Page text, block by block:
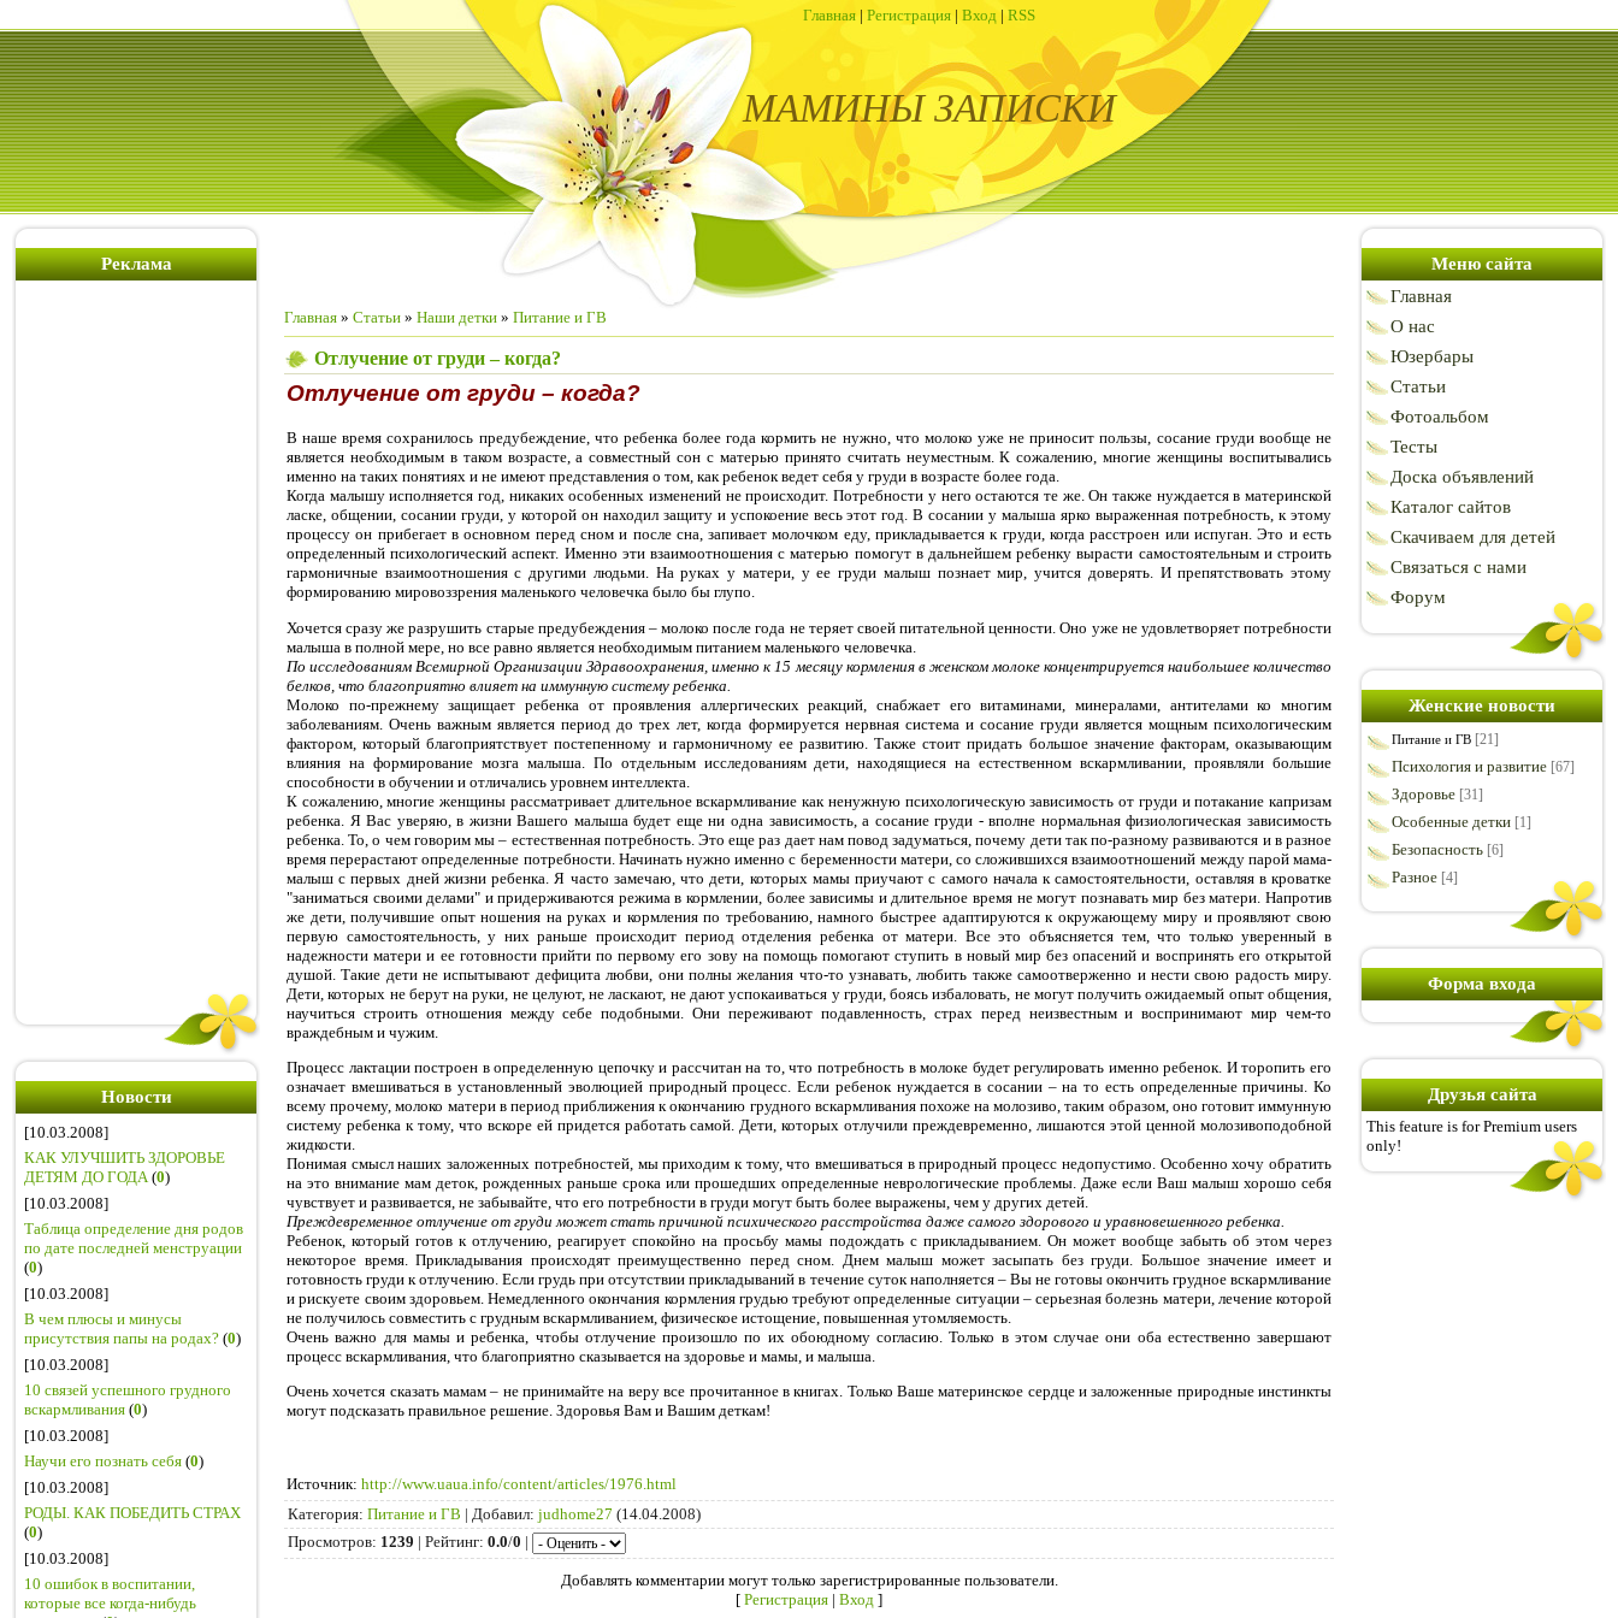
Главная | Регистрация | Вход | RSS
МАМИНЫ ЗАПИСКИ
Реклама
Новости
[10.03.2008]
КАК УЛУЧШИТЬ ЗДОРОВЬЕ
ДЕТЯМ ДО ГОДА (0)
[10.03.2008]
Таблица определение дня родов
по дате последней менструации
(0)
[10.03.2008]
В чем плюсы и минусы
присутствия папы на родах? (0)
[10.03.2008]
10 связей успешного грудного
вскармливания (0)
[10.03.2008]
Научи его познать себя (0)
[10.03.2008]
РОДЫ. КАК ПОБЕДИТЬ СТРАХ
(0)
[10.03.2008]
10 ошибок в воспитании,
которые все когда-нибудь
Главная » Статьи » Наши детки » Питание и ГВ
Отлучение от груди – когда?
Отлучение от груди – когда?
В наше время сохранилось предубеждение, что ребенка более года кормить не нужно, что молоко уже не приносит пользы, сосание груди вообще не
является необходимым в таком возрасте, а совместный сон с матерью принято считать неуместным. К сожалению, многие женщины воспитывались
именно на таких понятиях и не имеют представления о том, как ребенок ведет себя у груди в возрасте более года.
Когда малышу исполняется год, никаких особенных изменений не происходит. Потребности у него остаются те же. Он также нуждается в материнской
ласке, общении, сосании груди, у которой он находил защиту и успокоение весь этот год. В сосании у малыша ярко выраженная потребность, к этому
процессу он прибегает в основном перед сном и после сна, запивает молочком еду, прикладывается к груди, когда расстроен или испуган. Это и есть
определенный психологический аспект. Именно эти взаимоотношения с матерью помогут в дальнейшем ребенку вырасти самостоятельным и строить
гармоничные взаимоотношения с другими людьми. На руках у матери, у ее груди малыш познает мир, учится доверять. И препятствовать этому
формированию мировоззрения маленького человечка было бы глупо.
Хочется сразу же разрушить старые предубеждения – молоко после года не теряет своей питательной ценности. Оно уже не удовлетворяет потребности
малыша в полной мере, но все равно является необходимым питанием маленького человечка.
По исследованиям Всемирной Организации Здравоохранения, именно к 15 месяцу кормления в женском молоке концентрируется наибольшее количество
белков, что благоприятно влияет на иммунную систему ребенка.
Молоко по-прежнему защищает ребенка от проявления аллергических реакций, снабжает его витаминами, минералами, антителами ко многим
заболеваниям. Очень важным является период до трех лет, когда формируется нервная система и сосание груди является мощным психологическим
фактором, который благоприятствует постепенному и гармоничному ее развитию. Также стоит придать большое значение факторам, оказывающим
влияния на формирование мозга малыша. По отдельным исследованиям дети, находящиеся на естественном вскармливании, проявляли большие
способности в обучении и отличались уровнем интеллекта.
К сожалению, многие женщины рассматривает длительное вскармливание как ненужную психологическую зависимость от груди и потакание капризам
ребенка. Я Вас уверяю, в жизни Вашего малыша будет еще ни одна зависимость, а сосание груди - вполне нормальная физиологическая зависимость
ребенка. То, о чем говорим мы – естественная потребность. Это еще раз дает нам повод задуматься, почему дети так по-разному развиваются и в разное
время перерастают определенные потребности. Начинать нужно именно с беременности матери, со сложившихся взаимоотношений между парой мама-
малыш с первых дней жизни ребенка. Я часто замечаю, что дети, которых мамы приучают с самого начала к самостоятельности, оставляя в кроватке
"заниматься своими делами" и придерживаются режима в кормлении, более зависимы и длительное время не могут познавать мир без матери. Напротив
же дети, получившие опыт ношения на руках и кормления по требованию, намного быстрее адаптируются к окружающему миру и проявляют свою
первую самостоятельность, у них раньше происходит период отделения ребенка от матери. Все это объясняется тем, что только уверенный в
надежности матери и ее готовности прийти по первому его зову на помощь помогают ступить в новый мир без опасений и воспринять его открытой
душой. Такие дети не испытывают дефицита любви, они полны желания что-то узнавать, любить также самоотверженно и нести свою радость миру.
Дети, которых не берут на руки, не целуют, не ласкают, не дают успокаиваться у груди, боясь избаловать, не могут получить ожидаемый опыт общения,
научиться строить отношения между себе подобными. Они переживают подавленность, страх перед неизвестным и воспринимают мир чем-то
враждебным и чужим.
Процесс лактации построен в определенную цепочку и рассчитан на то, что потребность в молоке будет регулировать именно ребенок. И торопить его
означает вмешиваться в установленный эволюцией природный процесс. Если ребенок нуждается в сосании – на то есть определенные причины. Ко
всему прочему, молоко матери в период приближения к окончанию грудного вскармливания похоже на молозиво, таким образом, оно готовит иммунную
систему ребенка к тому, что вскоре ей придется работать самой. Дети, которых отлучили преждевременно, лишаются этой ценной молозивоподобной
жидкости.
Понимая смысл наших заложенных потребностей, мы приходим к тому, что вмешиваться в природный процесс недопустимо. Особенно хочу обратить
на это внимание мам деток, рожденных раньше срока или прошедших определенные неврологические проблемы. Даже если Ваш малыш хорошо себя
чувствует и развивается, не забывайте, что его потребности в груди могут быть более выражены, чем у других детей.
Преждевременное отлучение от груди может стать причиной психического расстройства даже самого здорового и уравновешенного ребенка.
Ребенок, который готов к отлучению, реагирует спокойно на просьбу мамы подождать с прикладыванием. Он может вообще забыть об этом через
некоторое время. Прикладывания происходят преимущественно перед сном. Днем малыш может засыпать без груди. Большое значение имеет и
готовность груди к отлучению. Если грудь при отсутствии прикладываний в течение суток наполняется – Вы не готовы окончить грудное вскармливание
и рискуете своим здоровьем. Немедленного окончания кормления грудью требуют определенные ситуации – серьезная болезнь матери, лечение которой
не получилось совместить с грудным вскармливанием, физическое истощение, повышенная утомляемость.
Очень важно для мамы и ребенка, чтобы отлучение произошло по их обоюдному согласию. Только в этом случае они оба естественно завершают
процесс вскармливания, что благоприятно сказывается на здоровье и мамы, и малыша.
Очень хочется сказать мамам – не принимайте на веру все прочитанное в книгах. Только Ваше материнское сердце и заложенные природные инстинкты
могут подсказать правильное решение. Здоровья Вам и Вашим деткам!
Источник: http://www.uaua.info/content/articles/1976.html
Категория: Питание и ГВ | Добавил: judhome27 (14.04.2008)
Просмотров: 1239 | Рейтинг: 0.0/0 |
Добавлять комментарии могут только зарегистрированные пользователи.
[ Регистрация | Вход ]
Меню сайта
Главная
О нас
Юзербары
Статьи
Фотоальбом
Тесты
Доска объявлений
Каталог сайтов
Скачиваем для детей
Связаться с нами
Форум
Женские новости
Питание и ГВ [21]
Психология и развитие [67]
Здоровье [31]
Особенные детки [1]
Безопасность [6]
Разное [4]
Форма входа
Друзья сайта
This feature is for Premium users
only!